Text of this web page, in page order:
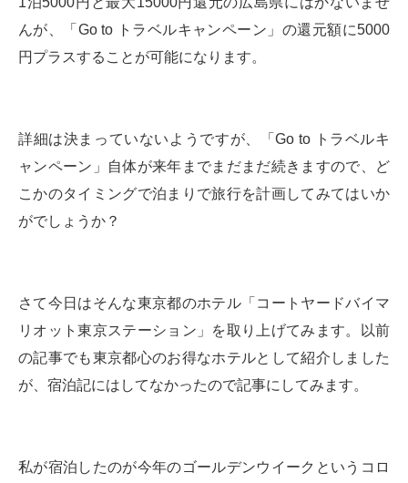
んが、「Go to トラベルキャンペーン」の還元額に5000
円プラスすることが可能になります。
詳細は決まっていないようですが、「Go to トラベルキ
ャンペーン」自体が来年までまだまだ続きますので、ど
こかのタイミングで泊まりで旅行を計画してみてはいか
がでしょうか？
さて今日はそんな東京都のホテル「コートヤードバイマ
リオット東京ステーション」を取り上げてみます。以前
の記事でも東京都心のお得なホテルとして紹介しました
が、宿泊記にはしてなかったので記事にしてみます。
私が宿泊したのが今年のゴールデンウイークというコロ